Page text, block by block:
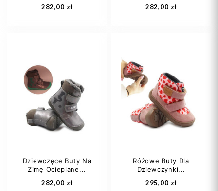
282,00 zł
25 26
27
28
30
Dodaj do koszyka
282,00 zł
25 30
Dodaj do koszyka
Dziewczęce Buty Na
Zimę Ocieplane...
282,00 zł
Różowe Buty Dla
Dziewczynki...
295,00 zł